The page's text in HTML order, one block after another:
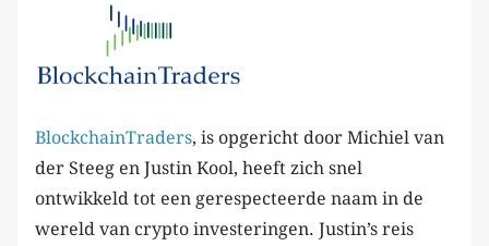
BlockchainTraders, is opgericht door Michiel van
der Steeg en Justin Kool, heeft zich snel
ontwikkeld tot een gerespecteerde naam in de
wereld van crypto investeringen. Justin’s reis